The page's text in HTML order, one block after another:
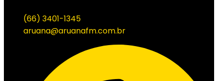
(66) 3401-1345
aruana@aruanafm.com.br